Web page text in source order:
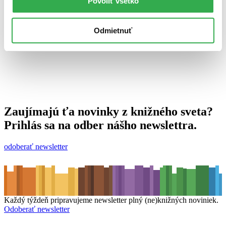
Odmietnuť
Zaujímajú ťa novinky z knižného sveta?
Prihlás sa na odber nášho newslettra.
odoberať newsletter
Každý týždeň pripravujeme newsletter plný (ne)knižných noviniek.
Odoberať newsletter